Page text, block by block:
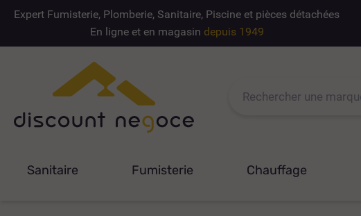
Expert Fumisterie, Plomberie, Sanitaire, Piscine et pièces détachées
En ligne et en magasin depuis 1949
Sanitaire Fumisterie Chauffage